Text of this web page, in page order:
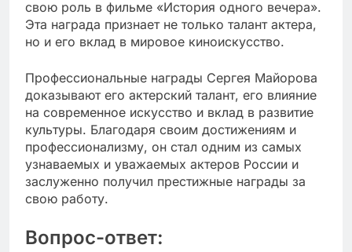
свою роль в фильме «История одного вечера».
Эта награда признает не только талант актера,
но и его вклад в мировое киноискусство.
Профессиональные награды Сергея Майорова
доказывают его актерский талант, его влияние
на современное искусство и вклад в развитие
культуры. Благодаря своим достижениям и
профессионализму, он стал одним из самых
узнаваемых и уважаемых актеров России и
заслуженно получил престижные награды за
свою работу.
Вопрос-ответ: